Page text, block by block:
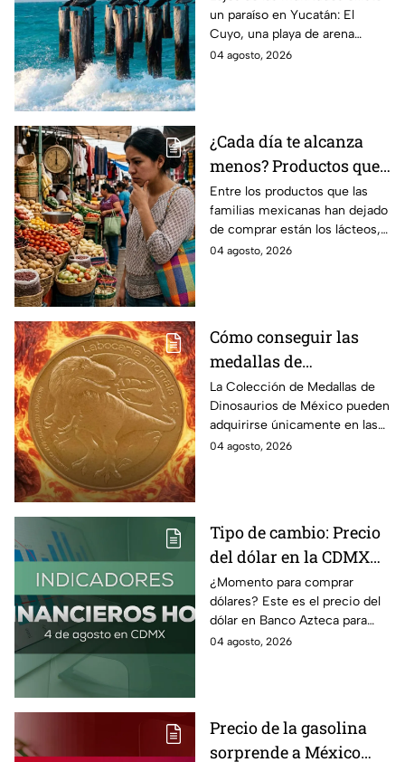
Esmeralda de Yucatán
y es ideal para las
vacaciones de verano
un paraíso en Yucatán: El
Cuyo, una playa de arena
blanca en la Costa Esmeralda
04 agosto, 2026
¿Cada día te alcanza
menos? Productos que
la gente deja de
comprar para cubrir la
canasta básica en
México, según Anpec
Entre los productos que las
familias mexicanas han dejado
de comprar están los lácteos,
comida enlatada, pan de caja,
04 agosto, 2026
Cómo conseguir las
medallas de
Dinosaurios de México
La Colección de Medallas de
Dinosaurios de México pueden
adquirirse únicamente en las
tiendas físicas de la Casa de la
04 agosto, 2026
Tipo de cambio: Precio
del dólar en la CDMX
hoy 4 de agosto 2026
¿Momento para comprar
dólares? Este es el precio del
dólar en Banco Azteca para
hoy martes 4 de agosto 2026:
04 agosto, 2026
Precio de la gasolina
sorprende a México